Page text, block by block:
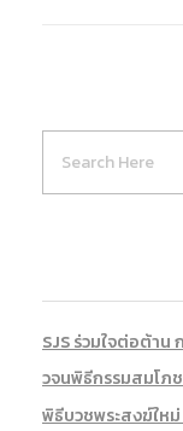
SJS ร่วมใจต่อต้าน
วจนพิธีกรรมสมโภ
พิธีบวชพระสงฆ์ให